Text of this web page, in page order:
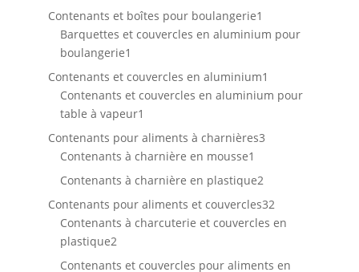
produit
Contenants et boîtes pour boulangerie1
produit
Barquettes et couvercles en aluminium pour
boulangerie1
produit
Contenants et couvercles en aluminium1
produit
Contenants et couvercles en aluminium pour
table à vapeur1
produit
Contenants pour aliments à charnières33
Contenants à charnière en mousse1
produit
Contenants à charnière en plastique22
produits
Contenants pour aliments et couvercles3232
produits
Contenants à charcuterie et couvercles en
plastique22
produits
Contenants et couvercles pour aliments en